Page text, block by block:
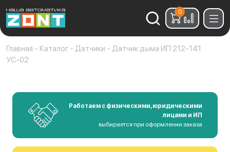
Найти:
0
Главная - Каталог - Датчики - Датчик дыма ИП 212-141
УС-02
Работаем с физическими, юридическими
лицами и ИП
выбирается при оформлении заказа